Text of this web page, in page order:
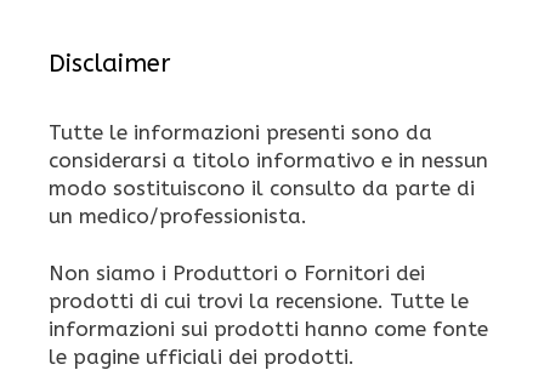
Disclaimer
Tutte le informazioni presenti sono da
considerarsi a titolo informativo e in nessun
modo sostituiscono il consulto da parte di
un medico/professionista.
Non siamo i Produttori o Fornitori dei
prodotti di cui trovi la recensione. Tutte le
informazioni sui prodotti hanno come fonte
le pagine ufficiali dei prodotti.